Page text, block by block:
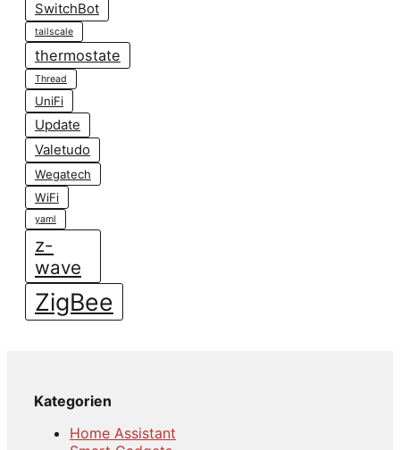
SwitchBot
tailscale
thermostate
Thread
UniFi
Update
Valetudo
Wegatech
WiFi
yaml
z-
wave
ZigBee
Kategorien
Home Assistant